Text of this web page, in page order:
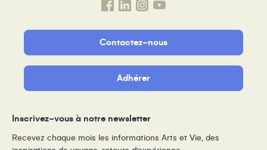
Contactez-nous
Adhérer
Inscrivez-vous à notre newsletter
Recevez chaque mois les informations Arts et Vie, des